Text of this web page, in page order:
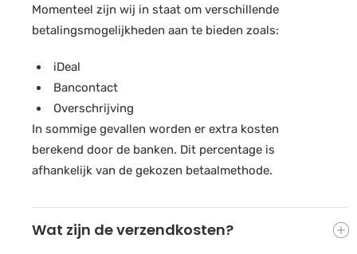
Momenteel zijn wij in staat om verschillende
betalingsmogelijkheden aan te bieden zoals:
iDeal
Bancontact
Overschrijving
In sommige gevallen worden er extra kosten
berekend door de banken. Dit percentage is
afhankelijk van de gekozen betaalmethode.
Wat zijn de verzendkosten?